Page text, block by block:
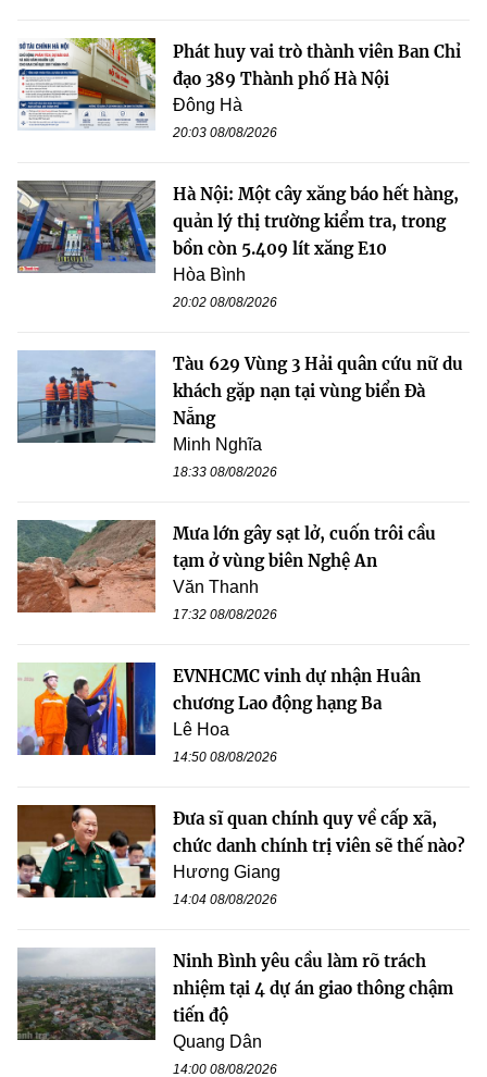
Phát huy vai trò thành viên Ban Chỉ
đạo 389 Thành phố Hà Nội
Đông Hà
20:03 08/08/2026
Hà Nội: Một cây xăng báo hết hàng,
quản lý thị trường kiểm tra, trong
bồn còn 5.409 lít xăng E10
Hòa Bình
20:02 08/08/2026
Tàu 629 Vùng 3 Hải quân cứu nữ du
khách gặp nạn tại vùng biển Đà
Nẵng
Minh Nghĩa
18:33 08/08/2026
Mưa lớn gây sạt lở, cuốn trôi cầu
tạm ở vùng biên Nghệ An
Văn Thanh
17:32 08/08/2026
EVNHCMC vinh dự nhận Huân
chương Lao động hạng Ba
Lê Hoa
14:50 08/08/2026
Đưa sĩ quan chính quy về cấp xã,
chức danh chính trị viên sẽ thế nào?
Hương Giang
14:04 08/08/2026
Ninh Bình yêu cầu làm rõ trách
nhiệm tại 4 dự án giao thông chậm
tiến độ
Quang Dân
14:00 08/08/2026